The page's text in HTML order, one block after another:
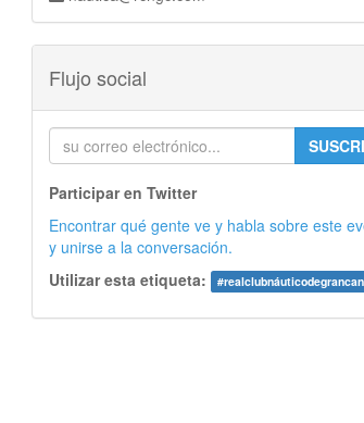
Flujo social
Participar en Twitter
Encontrar qué gente ve y habla sobre este
y unirse a la conversación.
Utilizar esta etiqueta:
#